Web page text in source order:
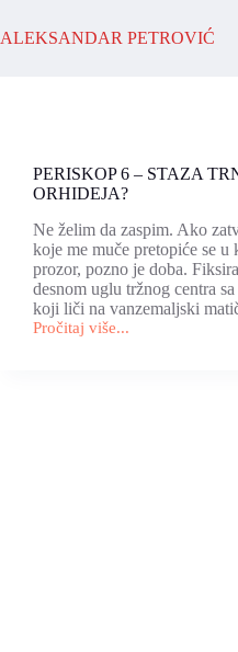
to
content
ALEKSANDAR PETROVIĆ
PERISKOP 6 – STAZA
ORHIDEJA?
Ne želim da zaspim. Ako
koje me muče pretopiće se
prozor, pozno je doba.
desnom uglu tržnog centra
koji liči na vanzemaljski
Pročitaj više...
PERISKOP